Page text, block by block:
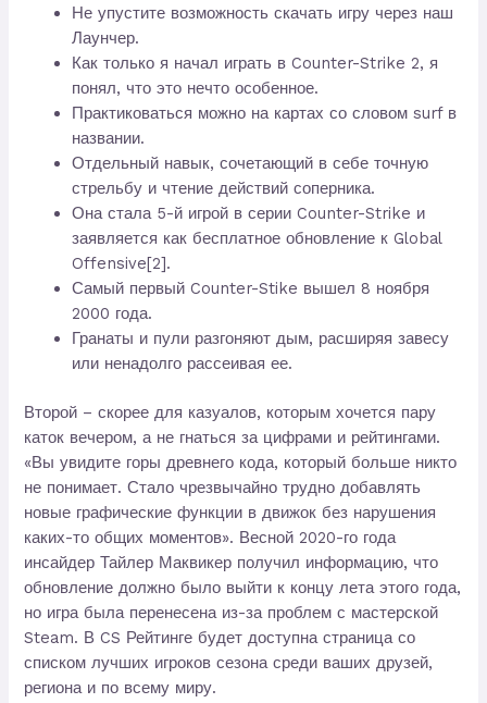
Не упустите возможность скачать игру через наш
Лаунчер.
Как только я начал играть в Counter-Strike 2, я
понял, что это нечто особенное.
Практиковаться можно на картах со словом surf в
названии.
Отдельный навык, сочетающий в себе точную
стрельбу и чтение действий соперника.
Она стала 5-й игрой в серии Counter-Strike и
заявляется как бесплатное обновление к Global
Offensive[2].
Самый первый Counter-Stike вышел 8 ноября
2000 года.
Гранаты и пули разгоняют дым, расширяя завесу
или ненадолго рассеивая ее.
Второй – скорее для казуалов, которым хочется пару
каток вечером, а не гнаться за цифрами и рейтингами.
«Вы увидите горы древнего кода, который больше никто
не понимает. Стало чрезвычайно трудно добавлять
новые графические функции в движок без нарушения
каких-то общих моментов». Весной 2020-го года
инсайдер Тайлер Маквикер получил информацию, что
обновление должно было выйти к концу лета этого года,
но игра была перенесена из-за проблем с мастерской
Steam. В CS Рейтинге будет доступна страница со
списком лучших игроков сезона среди ваших друзей,
региона и по всему миру.